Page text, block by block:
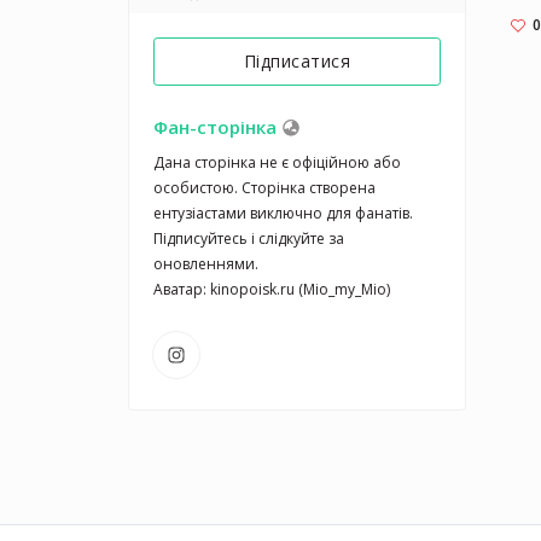
Підписатися
Фан-сторінка
Дана сторінка не є офіційною або
особистою. Сторінка створена
ентузіастами виключно для фанатів.
Підписуйтесь і слідкуйте за
оновленнями.
Аватар: kinopoisk.ru (Mio_my_Mio)
0